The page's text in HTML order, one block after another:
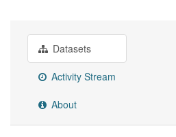
Datasets
Activity Stream
About